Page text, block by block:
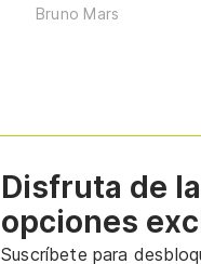
Bruno Mars
Disfruta de
opciones
Suscríbete para